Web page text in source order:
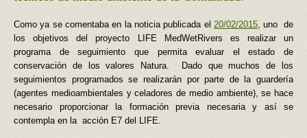
Como ya se comentaba en la noticia publicada el 20/02/2015 , uno de
los objetivos del proyecto LIFE MedWetRivers es realizar un
programa de seguimiento que permita evaluar el estado de
conservación de los valores Natura. Dado que muchos de los
seguimientos programados se realizarán por parte de la guardería
(agentes medioambientales y celadores de medio ambiente), se hace
necesario proporcionar la formación previa necesaria y así se
contempla en la acción E7 del LIFE.